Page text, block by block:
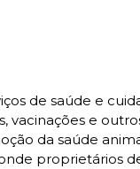
de saúde e
vacinações e
da saúde
proprietários